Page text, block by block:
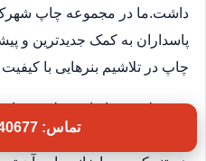
داشت.ما در مجموعه چاپ
پاسداران به کمک جدیدترین و
چاپ در تلاشیم بنرهایی با کیفیت
بنر تسلیت در ابعاد مختلفی
شود.همچنین تنوع طرح و
تماس: tel:09304640677